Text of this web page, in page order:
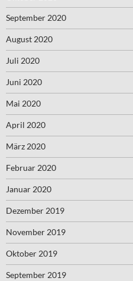
September 2020
August 2020
Juli 2020
Juni 2020
Mai 2020
April 2020
März 2020
Februar 2020
Januar 2020
Dezember 2019
November 2019
Oktober 2019
September 2019